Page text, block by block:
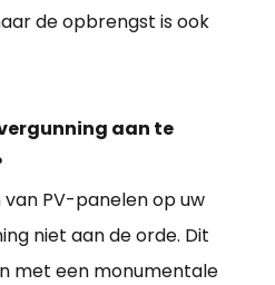
de opbrengst is ook
aan te
PV-panelen op uw
niet aan de orde. Dit
met een monumentale